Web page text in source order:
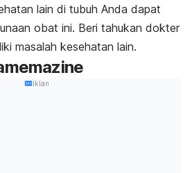
lain di tubuh Anda dapat
obat ini. Beri tahukan dokter
masalah kesehatan lain.
Iklan